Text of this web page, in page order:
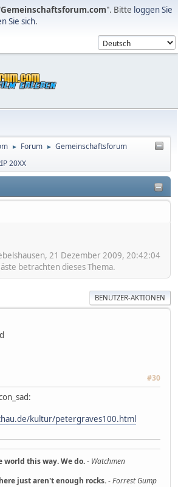
Gemeinschaftsforum.com". Bitte loggen Sie
Sie sich.
► Forum ► Gemeinschaftsforum
20XX
21 Dezember 2009, 20:42:04
betrachten dieses Thema.
BENUTZER-AKTIONEN
#30
kultur/petergraves100.html
world this way. We do.- Watchmen
just aren't enough rocks.-Forrest Gump